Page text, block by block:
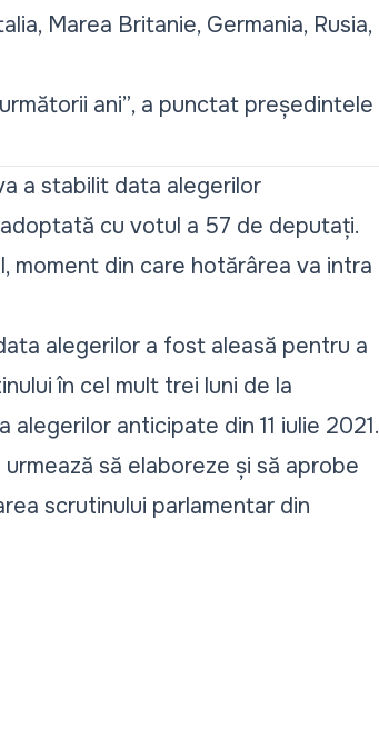
Marea Britanie, Germania, Rusia,
ani”, a punctat președintele
a stabilit data alegerilor
cu votul a 57 de deputați.
moment din care hotărârea va intra
alegerilor a fost aleasă pentru a
în cel mult trei luni de la
anticipate din 11 iulie 2021.
să elaboreze și să aprobe
scrutinului parlamentar din